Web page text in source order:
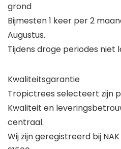
grond
Bijmesten 1 keer per 2
Augustus.
Tijdens droge periodes niet
Kwaliteitsgarantie
Tropictrees selecteert zijn
Kwaliteit en
centraal.
Wij zijn geregistreerd bij